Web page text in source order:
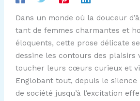
Dans un monde où la douceur
tant de femmes charmantes et
éloquents, cette prose délicate
dessine les contours des plaisirs
toucher leurs cœurs curieux et
Englobant tout, depuis le silence
de société jusqu’à l’excitation